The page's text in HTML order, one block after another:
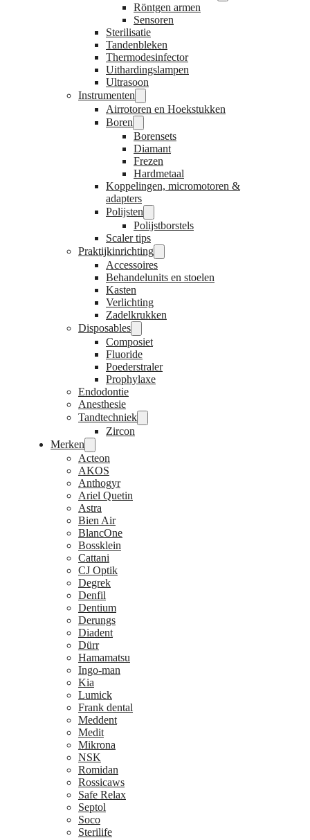
Röntgen armen
Sensoren
Sterilisatie
Tandenbleken
Thermodesinfector
Uithardingslampen
Ultrasoon
Instrumenten
Airrotoren en Hoekstukken
Boren
Borensets
Diamant
Frezen
Hardmetaal
Koppelingen, micromotoren &
adapters
Polijsten
Polijstborstels
Scaler tips
Praktijkinrichting
Accessoires
Behandelunits en stoelen
Kasten
Verlichting
Zadelkrukken
Disposables
Composiet
Fluoride
Poederstraler
Prophylaxe
Endodontie
Anesthesie
Tandtechniek
Zircon
Merken
Acteon
AKOS
Anthogyr
Ariel Quetin
Astra
Bien Air
BlancOne
Bossklein
Cattani
CJ Optik
Degrek
Denfil
Dentium
Derungs
Diadent
Dürr
Hamamatsu
Ingo-man
Kia
Lumick
Frank dental
Meddent
Medit
Mikrona
NSK
Romidan
Rossicaws
Safe Relax
Septol
Soco
Sterilife